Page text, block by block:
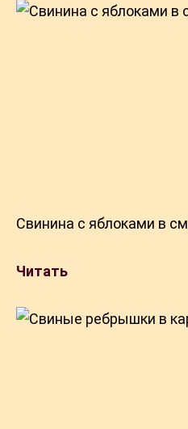
Свинина с яблоками в
Читать